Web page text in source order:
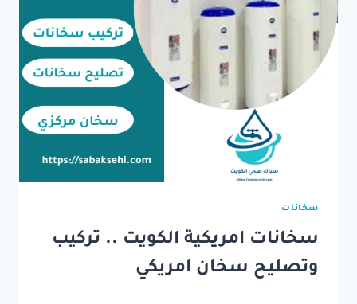
سخانات
سخانات امريكية الكويت .. تركيب
وتصليح سخان امريكي